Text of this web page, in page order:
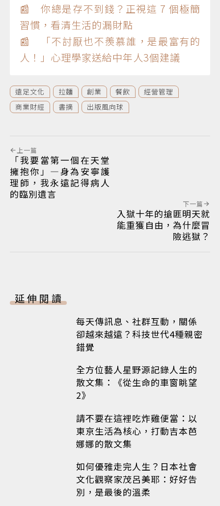
📰 你總是存不到錢？正視這 7 個極簡
習慣，看清生活的漏財點
📰 「不討厭也不羨慕誰，是最富有的
人！」心理學家送給中年人3個建議
遠足文化 拉麵 創業 餐飲
經營管理
商業財經
書摘 出版風向球
上一篇
「我要當第一個在天堂
擁抱你」—身為安寧護
理師，我永遠記得病人
的臨別遺言
下一篇
入獄十年的搶匪明天就
能重獲自由，為什麼冒
險逃獄？
延伸閱讀
每天傳訊息、社群互動，關係
卻越來越遠？科技世代4種親密
錯覺
全方位藝人星野源記錄人生的
散文集：《從生命的車窗眺望
2》
請不要在這裡吃炸雞便當：以
東京生活為核心，打動吉本芭
娜娜的散文集
如何優雅走完人生？日本社會
文化觀察家茂呂美耶：好好告
別，是最後的溫柔